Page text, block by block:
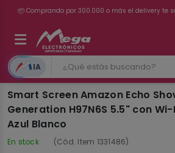
💳 ¡HASTA 24 CUOTAS SIN INTERÉS
IA
Smart Screen Amazon Echo
Generation H97N6S 5.5" con
Azul Blanco
En stock (Cód. Item 1331486)